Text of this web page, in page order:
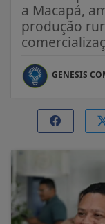
a Macapá,
produção
GENESIS